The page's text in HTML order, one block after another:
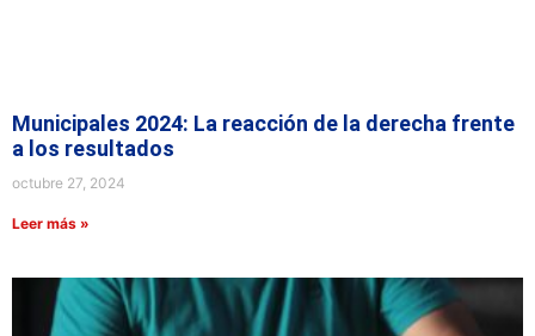
Municipales 2024: La reacción de la derecha frente
a los resultados
octubre 27, 2024
Leer más »